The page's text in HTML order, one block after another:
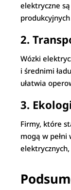
elektryczne
2.
Wózki
i średnimi
ułatwia
3.
Firmy, które
mogą w